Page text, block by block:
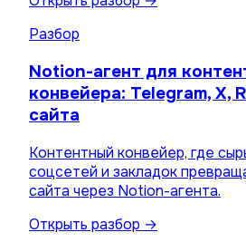
Разбор
Notion-агент для
конвейера: Telegram, X,
сайта
Контентный конвейер, где
соцсетей и закладок
сайта через Notion-агента.
Открыть разбор →